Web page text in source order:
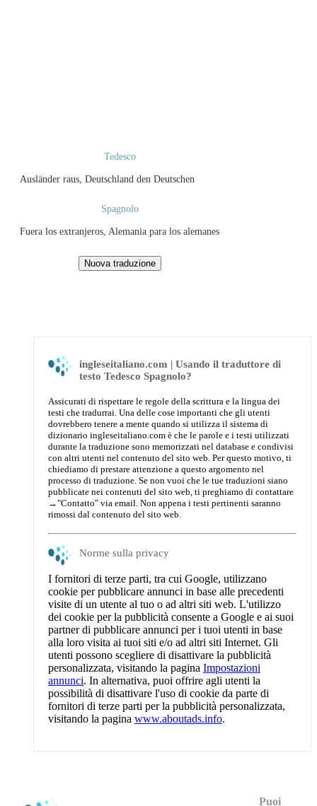
Tedesco
Ausländer raus, Deutschland den Deutschen
Spagnolo
Fuera los extranjeros, Alemania para los alemanes
ingleseitaliano.com | Usando il traduttore di
testo Tedesco Spagnolo?
Assicurati di rispettare le regole della scrittura e la lingua dei
testi che tradurrai. Una delle cose importanti che gli utenti
dovrebbero tenere a mente quando si utilizza il sistema di
dizionario ingleseitaliano.com è che le parole e i testi utilizzati
durante la traduzione sono memorizzati nel database e condivisi
con altri utenti nel contenuto del sito web. Per questo motivo, ti
chiediamo di prestare attenzione a questo argomento nel
processo di traduzione. Se non vuoi che le tue traduzioni siano
pubblicate nei contenuti del sito web, ti preghiamo di contattare
→"Contatto" via email. Non appena i testi pertinenti saranno
rimossi dal contenuto del sito web.
Norme sulla privacy
I fornitori di terze parti, tra cui Google, utilizzano
cookie per pubblicare annunci in base alle precedenti
visite di un utente al tuo o ad altri siti web. L'utilizzo
dei cookie per la pubblicità consente a Google e ai suoi
partner di pubblicare annunci per i tuoi utenti in base
alla loro visita ai tuoi siti e/o ad altri siti Internet. Gli
utenti possono scegliere di disattivare la pubblicità
personalizzata, visitando la pagina Impostazioni
annunci. In alternativa, puoi offrire agli utenti la
possibilità di disattivare l'uso di cookie da parte di
fornitori di terze parti per la pubblicità personalizzata,
visitando la pagina www.aboutads.info.
Puoi